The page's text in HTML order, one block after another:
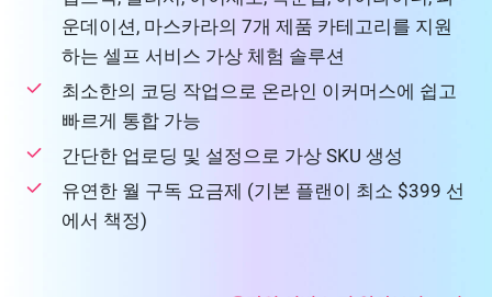
운데이션, 마스카라의 7개 제품 카테고리를 지원
하는 셀프 서비스 가상 체험 솔루션
최소한의 코딩 작업으로 온라인 이커머스에 쉽고
빠르게 통합 가능
간단한 업로딩 및 설정으로 가상 SKU 생성
유연한 월 구독 요금제 (기본 플랜이 최소 $399 선
에서 책정)